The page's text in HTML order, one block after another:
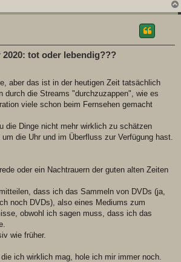
2020: tot oder lebendig???
aber das ist in der heutigen Zeit tatsächlich
durch die Streams "durchzuzappen", wie es
viele schon beim Fernsehen gemacht
die Dinge nicht mehr wirklich zu schätzen
die Uhr und im Überfluss zur Verfügung hast.
oder ein Nachtrauern der guten alten Zeiten
dass ich das Sammeln von DVDs (ja,
noch DVDs), also eines Mediums zum
obwohl ich sagen muss, dass ich das
wie früher.
ich wirklich mag, hole ich mir immer noch.